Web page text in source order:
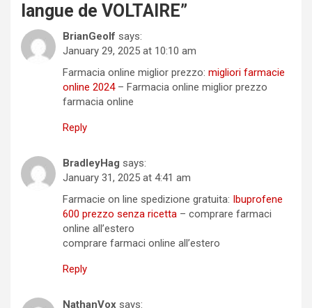
langue de VOLTAIRE”
BrianGeolf says:
January 29, 2025 at 10:10 am
Farmacia online miglior prezzo: migliori farmacie
online 2024– Farmacia online miglior prezzo
farmacia online
Reply
BradleyHag says:
January 31, 2025 at 4:41 am
Farmacie on line spedizione gratuita: Ibuprofene
600 prezzo senza ricetta – comprare farmaci
online all’estero
comprare farmaci online all’estero
Reply
NathanVox says: